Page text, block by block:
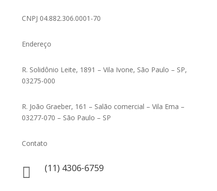
CNPJ 04.882.306.0001-70
Endereço
R. Solidônio Leite, 1891 – Vila Ivone, São Paulo – SP,
03275-000
R. João Graeber, 161 – Salão comercial – Vila Ema –
03277-070 – São Paulo – SP
Contato
 (11) 4306-6759